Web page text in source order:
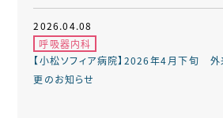
2026.04.08
呼吸器内科
【小松ソフィア病院】2026年4月下旬 外
更のお知らせ